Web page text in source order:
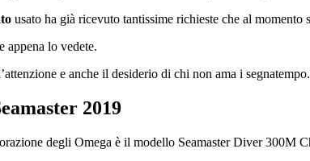
usato ha già ricevuto tantissime richieste che al momento
appena lo vedete.
e anche il desiderio di chi non ama i segnatempo.
2019
degli Omega è il modello Seamaster Diver 300M